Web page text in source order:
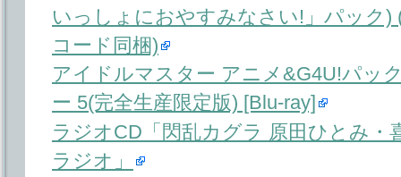
いっしょにおやすみなさい!」パック)
コード同梱)
アイドルマスター アニメ&G4U!パッ
ー 5(完全生産限定版) [Blu-ray]
ラジオCD「閃乱カグラ 原田ひとみ・
ラジオ」